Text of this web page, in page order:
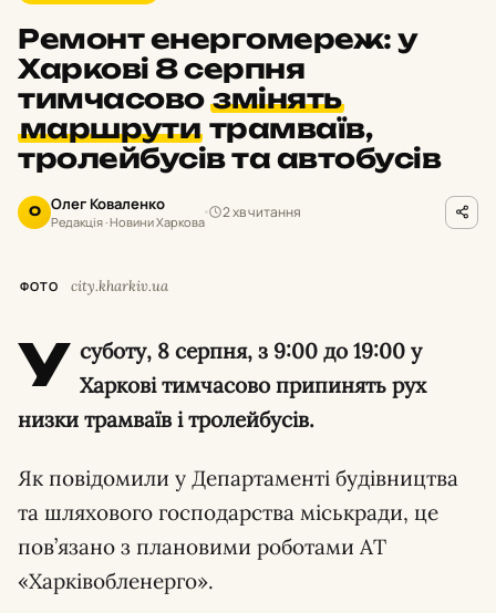
Ремонт енергомереж: у
Харкові 8 серпня
тимчасовозмінять
маршрутитрамваїв,
тролейбусів та автобусів
О Олег Коваленко
Редакція · Новини Харкова
2 хв читання
ФОТО city.kharkiv.ua
У суботу, 8 серпня, з 9:00 до 19:00 у
Харкові тимчасово припинять рух
низки трамваїв і тролейбусів.
Як повідомили у Департаменті будівництва
та шляхового господарства міськради, це
пов’язано з плановими роботами АТ
«Харківобленерго».